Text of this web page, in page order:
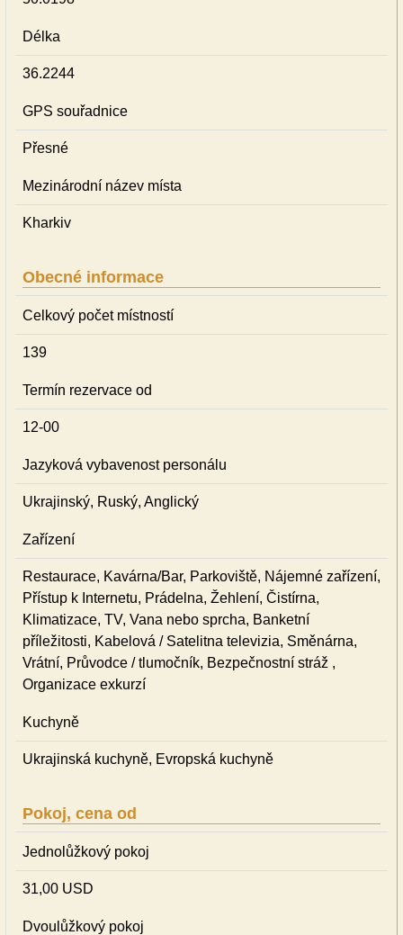
Délka
36.2244
GPS souřadnice
Přesné
Mezinárodní název místa
Kharkiv
Obecné informace
Celkový počet místností
139
Termín rezervace od
12-00
Jazyková vybavenost personálu
Ukrajinský, Ruský, Anglický
Zařízení
Restaurace, Kavárna/Bar, Parkoviště, Nájemné zařízení,
Přístup k Internetu, Prádelna, Žehlení, Čistírna,
Klimatizace, TV, Vana nebo sprcha, Banketní
příležitosti, Kabelová / Satelitna televizia, Směnárna,
Vrátní, Průvodce / tlumočník, Bezpečnostní stráž ,
Organizace exkurzí
Kuchyně
Ukrajinská kuchyně, Evropská kuchyně
Pokoj, cena od
Jednolůžkový pokoj
31,00 USD
Dvoulůžkový pokoj